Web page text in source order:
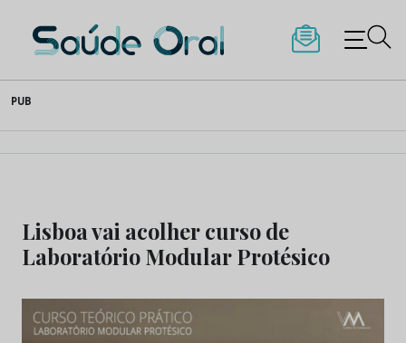
to
content
Saúde Oral
PUB
Lisboa vai acolher curso de
Laboratório Modular Protésico